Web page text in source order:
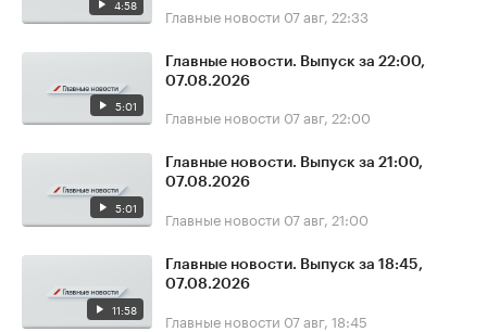
4:58 Главные новости 07 авг, 22:33
5:01
Главные новости. Выпуск за 22:00,
07.08.2026
Главные новости 07 авг, 22:00
5:01
Главные новости. Выпуск за 21:00,
07.08.2026
Главные новости 07 авг, 21:00
11:58
Главные новости. Выпуск за 18:45,
07.08.2026
Главные новости 07 авг, 18:45